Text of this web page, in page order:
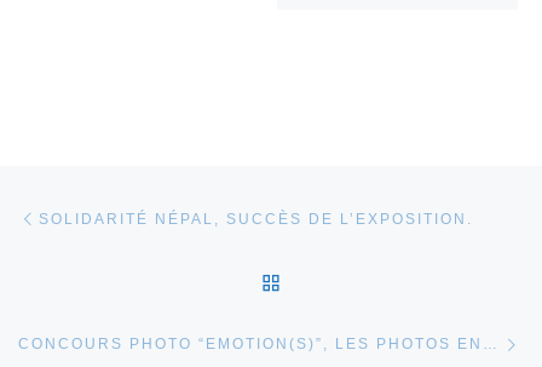
SOLIDARITÉ NÉPAL, SUCCÈS DE L’EXPOSITION.
CONCOURS PHOTO “EMOTION(S)”, LES PHOTOS EN LICE.